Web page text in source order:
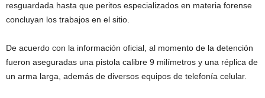
resguardada hasta que peritos especializados en materia forense
concluyan los trabajos en el sitio.
De acuerdo con la información oficial, al momento de la detención
fueron aseguradas una pistola calibre 9 milímetros y una réplica de
un arma larga, además de diversos equipos de telefonía celular.